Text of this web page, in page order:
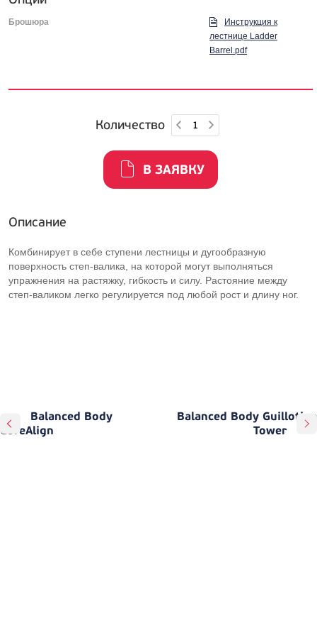
Брошюра
Инструкция к
лестнице Ladder
Barrel.pdf
Количество
В ЗАЯВКУ
Описание
Комбинирует в себе ступени лестницы и дугообразную
поверхность степ-валика , на которой могут выполняться
упражнения на растяжку, гибкость и силу. Растояние между
степ-валиком легко регулируется под любой рост и длину ног.
Balanced Body
CoreAlign
Balanced Body Guillotine
Tower